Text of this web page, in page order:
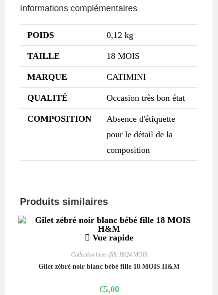
Informations complémentaires
POIDS 0,12 kg
TAILLE 18 MOIS
MARQUE CATIMINI
QUALITÉ Occasion très bon état
COMPOSITION
Absence d'étiquette
pour le détail de la
composition
Produits similaires
Vue rapide
Collection hiver fille 18/24 MOIS
Gilet zébré noir blanc bébé fille 18 MOIS H&M
€5,00